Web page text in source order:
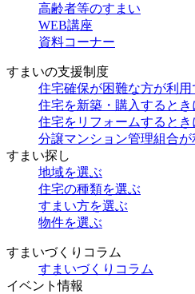
高齢者等のすまい
WEB講座
資料コーナー
すまいの支援制度
住宅確保が困難な方が利用
住宅を新築・購入すると
住宅をリフォームすると
分譲マンション管理組合
すまい探し
地域を選ぶ
住宅の種類を選ぶ
すまい方を選ぶ
物件を選ぶ
すまいづくりコラム
すまいづくりコラム
イベント情報